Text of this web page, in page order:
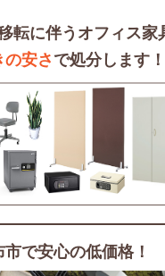
転に伴うオフィス家
の安さで処分します！
市で安心の低価格！